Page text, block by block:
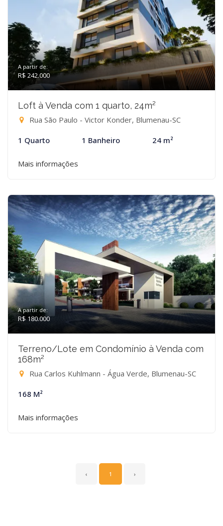
A partir de:
R$ 242.000
Loft à Venda com 1 quarto, 24m²
Rua São Paulo - Victor Konder, Blumenau-SC
1 Quarto 1 Banheiro 24 m²
Mais informações
A partir de:
R$ 180.000
Terreno/Lote em Condomínio à Venda com
168m²
Rua Carlos Kuhlmann - Água Verde, Blumenau-SC
168 M²
Mais informações
‹ 1 ›